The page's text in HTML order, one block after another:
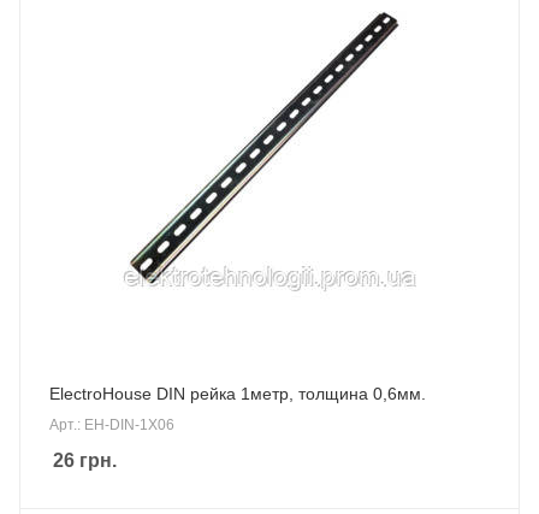
ElectroHouse DIN рейка 1метр, толщина 0,6мм.
Арт.: EH-DIN-1X06
26 грн.